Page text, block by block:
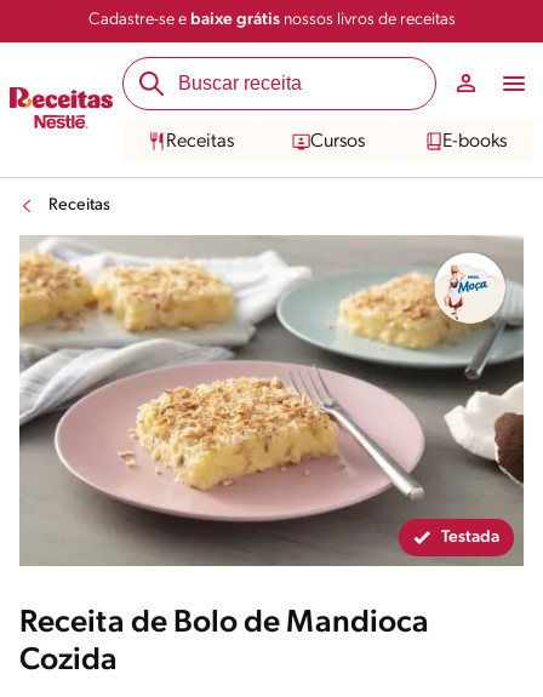
Cadastre-se e baixe grátisnossos livros de receitas
Receitas Cursos E-books
Receitas
Salvar Compartilhar
Testada
Receita de Bolo de Mandioca
Cozida